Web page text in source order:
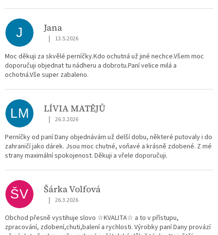
J Jana
Hodnocení obchodu je 5 z 5 hvězdiček.
| 13.5.2026
Moc děkuji za skvělé perníčky.Kdo ochutná už jiné nechce.Všem moc
doporučuji objednat tu nádheru a dobrotu.Paní velice milá a
ochotná.Vše super zabaleno.
LM LÍVIA MATĚJŮ
Hodnocení obchodu je 5 z 5 hvězdiček.
| 26.3.2026
Perníčky od paní Dany objednávám už delší dobu, některé putovaly i do
zahraničí jako dárek. Jsou moc chutné, voňavé a krásně zdobené. Z mé
strany maximální spokojenost. Děkuji a vřele doporučuji.
ŠV Šárka Volfová
Hodnocení obchodu je 5 z 5 hvězdiček.
| 26.3.2026
Obchod přesně vystihuje slovo ☆KVALITA☆ a to v přístupu,
zpracování, zdobení,chuti,balení a rychlosti. Výrobky paní Dany provází